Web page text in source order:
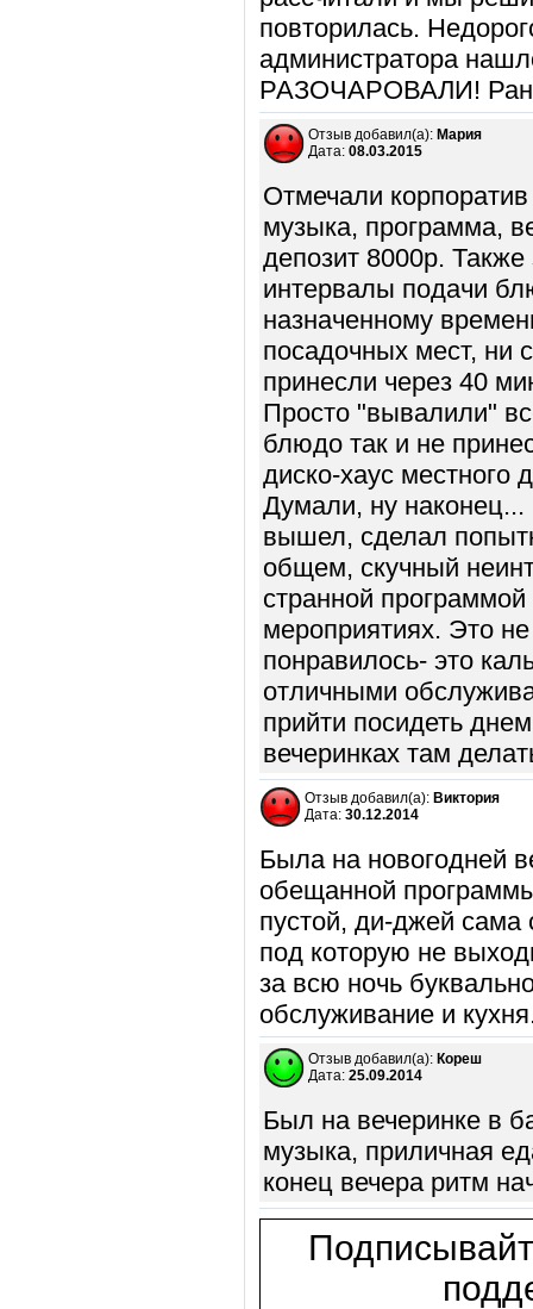
повторилась.
администратора
РАЗОЧАРОВАЛИ!
Отзыв добавил(а): Мария
Дата: 08.03.2015
Отмечали
музыка, программа,
депозит 8000р.
интервалы подачи
назначенному
посадочных мест, ни
принесли через 40
Просто "вывалили"
блюдо так и не
диско-хаус
Думали, ну
вышел, сделал
общем, скучный
странной
мероприятиях. Это
понравилось- это
отличными
прийти посидеть
вечеринках там
Отзыв добавил(а): Виктория
Дата: 30.12.2014
Была на новогодней
обещанной
пустой, ди-джей сама
под которую не
за всю ночь
обслуживание и
Отзыв добавил(а): Кореш
Дата: 25.09.2014
Был на вечеринке в
музыка, приличная
конец вечера ритм